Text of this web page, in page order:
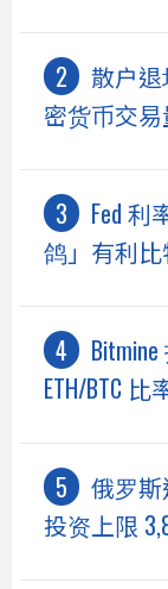
散户退
密货币交
Fed
鸽」有利
ETH/BTC
俄罗
投资上限